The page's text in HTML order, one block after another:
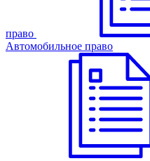
право
Автомобильное право